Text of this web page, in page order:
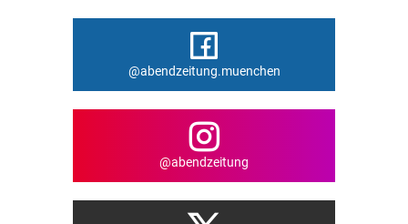
@abendzeitung.muenchen
@abendzeitung